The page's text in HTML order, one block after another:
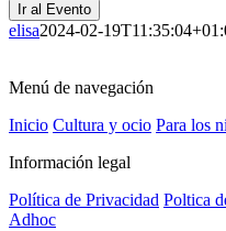
Ir al Evento
elisa2024-02-
Menú de navegación
Inicio Cultura y ocio Para los
Información legal
Política de Privacidad Poltica
Adhoc